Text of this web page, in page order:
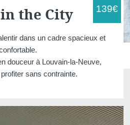
the City
dans un cadre spacieux et
douceur à Louvain-la-Neuve,
sans contrainte.
139€
Martin's Brussels EU
Bruxelles, 4*